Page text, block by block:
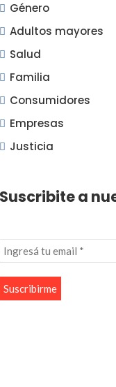
Género
Adultos mayores
Salud
Familia
Consumidores
Empresas
Justicia
Suscribite a